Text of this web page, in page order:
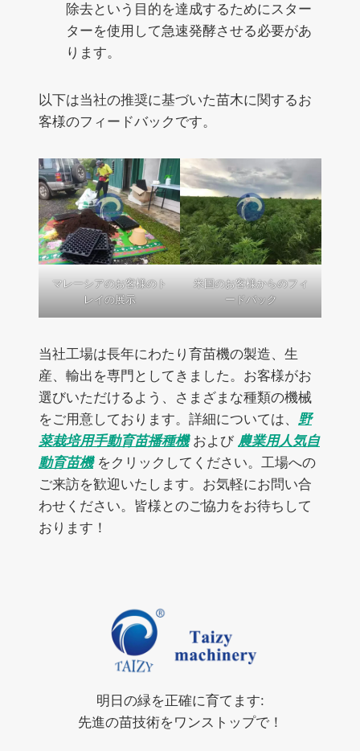
除去という目的を達成するためにスター
ターを使用して急速発酵させる必要があ
ります。
以下は当社の推奨に基づいた苗木に関するお
客様のフィードバックです。
マレーシアのお客様のト
レイの展示
米国のお客様からのフィ
ードバック
当社工場は長年にわたり育苗機の製造、生
産、輸出を専門としてきました。お客様がお
選びいただけるよう、さまざまな種類の機械
をご用意しております。詳細については、 野
菜栽培用手動育苗播種機および 農業用人気自
動育苗機をクリックしてください。工場への
ご来訪を歓迎いたします。お気軽にお問い合
わせください。皆様とのご協力をお待ちして
おります！
明日の緑を正確に育てます:
先進の苗技術をワンストップで！